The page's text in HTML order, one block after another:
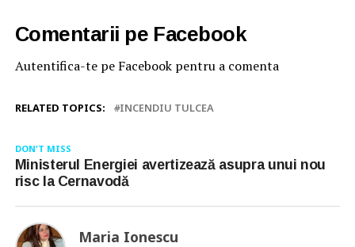
Comentarii pe Facebook
Autentifica-te pe Facebook pentru a comenta
RELATED TOPICS: INCENDIU TULCEA
DON'T MISS
Ministerul Energiei avertizează asupra unui nou
risc la Cernavodă
Maria Ionescu